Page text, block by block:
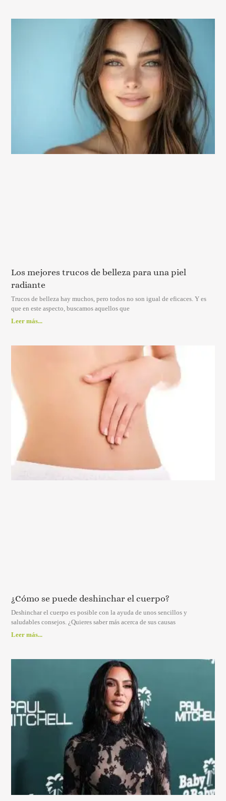
Los mejores trucos de belleza para una piel
radiante
Trucos de belleza hay muchos, pero todos no son igual de eficaces. Y es
que en este aspecto, buscamos aquellos que
Leer más...
¿Cómo se puede deshinchar el cuerpo?
Deshinchar el cuerpo es posible con la ayuda de unos sencillos y
saludables consejos. ¿Quieres saber más acerca de sus causas
Leer más...